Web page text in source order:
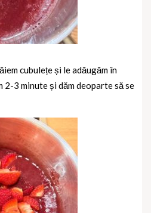
cubulețe și le adăugăm în
2-3 minute și dăm deoparte să se